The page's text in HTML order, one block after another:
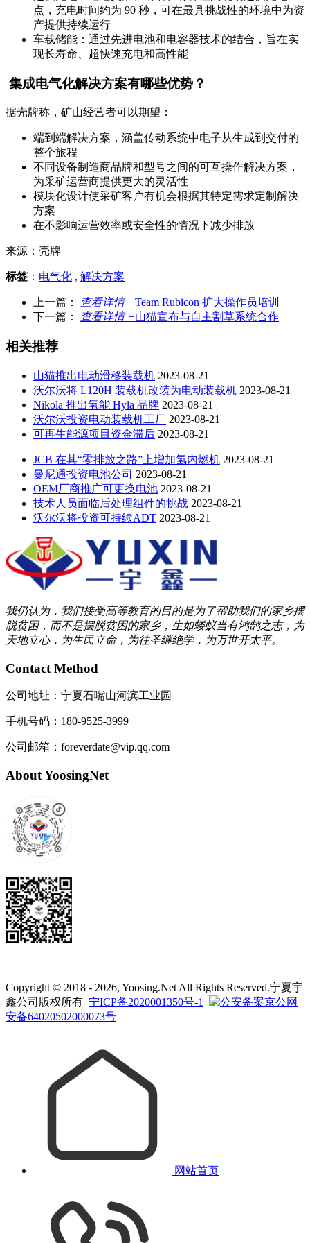
点，充电时间约为 90 秒，可在最具挑战性的环境中为资
产提供持续运行
车载储能：通过先进电池和电容器技术的结合，旨在实
现长寿命、超快速充电和高性能
集成电气化解决方案有哪些优势？
据壳牌称，矿山经营者可以期望：
端到端解决方案，涵盖传动系统中电子从生成到交付的
整个旅程
不同设备制造商品牌和型号之间的可互操作解决方案，
为采矿运营商提供更大的灵活性
模块化设计使采矿客户有机会根据其特定需求定制解决
方案
在不影响运营效率或安全性的情况下减少排放
来源：壳牌
标签 ： 电气化 , 解决方案
上一篇： 查看详情 +Team Rubicon 扩大操作员培训
下一篇：
查看详情 +山猫宣布与自主割草系统合作
相关推荐
山猫推出电动滑移装载机 2023-08-21
沃尔沃将 L120H 装载机改装为电动装载机 2023-08-21
Nikola 推出氢能 Hyla 品牌 2023-08-21
沃尔沃投资电动装载机工厂 2023-08-21
可再生能源项目资金滞后 2023-08-21
JCB 在其“零排放之路”上增加氢内燃机 2023-08-21
曼尼通投资电池公司 2023-08-21
OEM厂商推广可更换电池 2023-08-21
技术人员面临后处理组件的挑战 2023-08-21
沃尔沃将投资可持续ADT 2023-08-21
我仍认为，我们接受高等教育的目的是为了帮助我们的家乡摆
脱贫困，而不是摆脱贫困的家乡，生如蝼蚁当有鸿鹄之志，为
天地立心，为生民立命，为往圣继绝学，为万世开太平。
Contact Method
公司地址：宁夏石嘴山河滨工业园
手机号码：180-9525-3999
公司邮箱：foreverdate@vip.qq.com
About YoosingNet
Copyright © 2018 - 2026, Yoosing.Net All Rights Reserved.宁夏宇
鑫公司版权所有 宁ICP备2020001350号-1
京公网
安备64020502000073号
网站首页